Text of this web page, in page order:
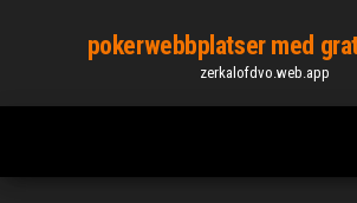
content
pokerwebbplatser med
zerkalofdvo.web.app